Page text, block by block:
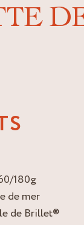
180g
de mer
de Brillet®